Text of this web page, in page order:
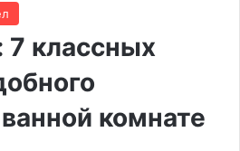
7 классных
комнате